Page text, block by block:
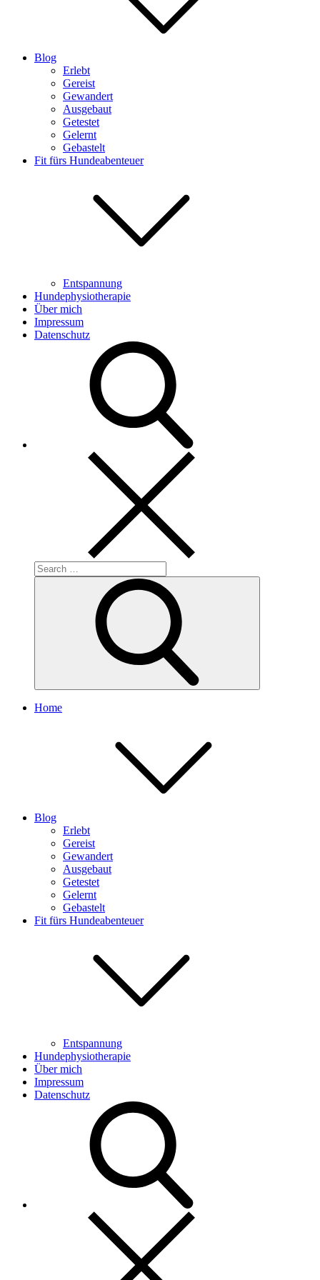
Blog
Erlebt
Gereist
Gewandert
Ausgebaut
Getestet
Gelernt
Gebastelt
Fit fürs Hundeabenteuer
Entspannung
Hundephysiotherapie
Über mich
Impressum
Datenschutz
Search
for:
Home
Blog
Erlebt
Gereist
Gewandert
Ausgebaut
Getestet
Gelernt
Gebastelt
Fit fürs Hundeabenteuer
Entspannung
Hundephysiotherapie
Über mich
Impressum
Datenschutz